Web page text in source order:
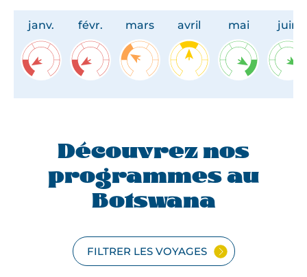
janv. févr. mars avril mai juin
Découvrez nos
programmes au
Botswana
FILTRER LES VOYAGES